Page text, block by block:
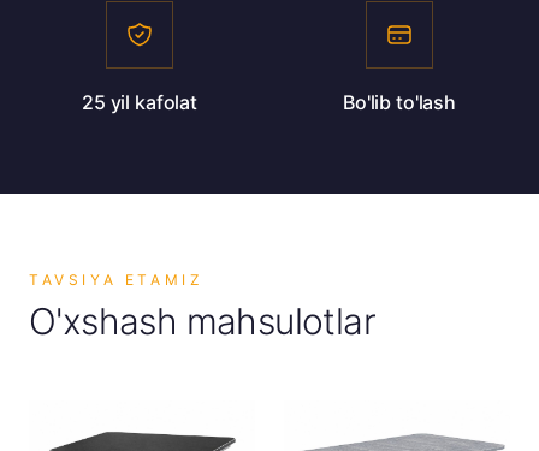
25 yil kafolat Bo'lib to'lash
TAVSIYA ETAMIZ
O'xshash mahsulotlar